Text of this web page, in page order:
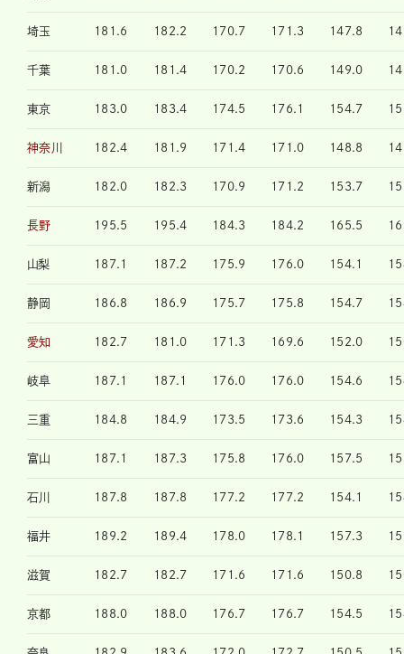
埼玉 181.6 182.2 170.7 171.3 147.8
千葉 181.0 181.4 170.2 170.6 149.0
東京 183.0 183.4 174.5 176.1 154.7
神奈川 182.4 181.9 171.4 171.0 148.8
新潟 182.0 182.3 170.9 171.2 153.7
長野 195.5 195.4 184.3 184.2 165.5
山梨 187.1 187.2 175.9 176.0 154.1
静岡 186.8 186.9 175.7 175.8 154.7
愛知 182.7 181.0 171.3 169.6 152.0
岐阜 187.1 187.1 176.0 176.0 154.6
三重 184.8 184.9 173.5 173.6 154.3
富山 187.1 187.3 175.8 176.0 157.5
石川 187.8 187.8 177.2 177.2 154.1
福井 189.2 189.4 178.0 178.1 157.3
滋賀 182.7 182.7 171.6 171.6 150.8
京都 188.0 188.0 176.7 176.7 154.5